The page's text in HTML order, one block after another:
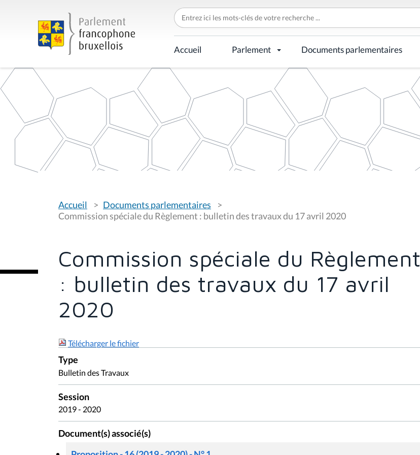
C
h
e
r
c
h
r
p
Accueil Parlement Documents parlementaires
o
u
s
s
i
Accueil
Documents parlementaires
Commission spéciale du Règlement : bulletin des travaux du 17 avril 2020
Commission spéciale du Règlement
: bulletin des travaux du 17 avril
2020
Télécharger le fichier
Type
Bulletin des Travaux
Session
2019 - 2020
Document(s) associé(s)